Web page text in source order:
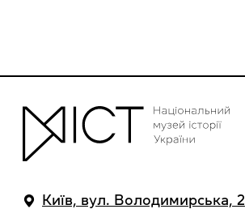
Київ, вул. Володимирська, 2